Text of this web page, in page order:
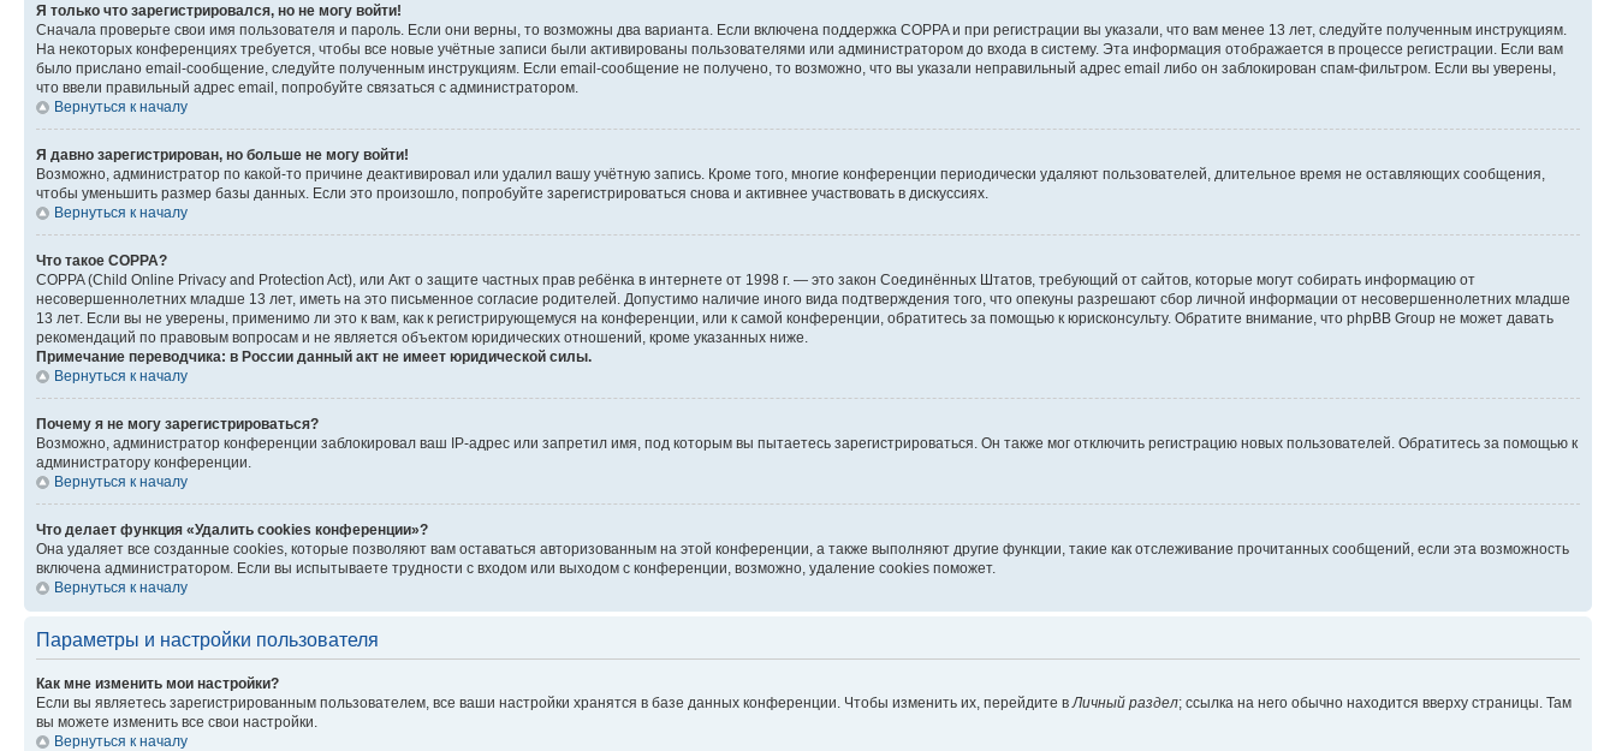
Я только что зарегистрировался, но не могу войти!
Сначала проверьте свои имя пользователя и пароль. Если они верны, то возможны два варианта. Если включена поддержка COPPA и при регистрации вы указали, что вам менее 13 лет, следуйте полученным инструкциям.
На некоторых конференциях требуется, чтобы все новые учётные записи были активированы пользователями или администратором до входа в систему. Эта информация отображается в процессе регистрации. Если вам
было прислано email-сообщение, следуйте полученным инструкциям. Если email-сообщение не получено, то возможно, что вы указали неправильный адрес email либо он заблокирован спам-фильтром. Если вы уверены,
что ввели правильный адрес email, попробуйте связаться с администратором.
Вернуться к началу
Я давно зарегистрирован, но больше не могу войти!
Возможно, администратор по какой-то причине деактивировал или удалил вашу учётную запись. Кроме того, многие конференции периодически удаляют пользователей, длительное время не оставляющих сообщения,
чтобы уменьшить размер базы данных. Если это произошло, попробуйте зарегистрироваться снова и активнее участвовать в дискуссиях.
Вернуться к началу
Что такое COPPA?
COPPA (Child Online Privacy and Protection Act), или Акт о защите частных прав ребёнка в интернете от 1998 г. — это закон Соединённых Штатов, требующий от сайтов, которые могут собирать информацию от
несовершеннолетних младше 13 лет, иметь на это письменное согласие родителей. Допустимо наличие иного вида подтверждения того, что опекуны разрешают сбор личной информации от несовершеннолетних младше
13 лет. Если вы не уверены, применимо ли это к вам, как к регистрирующемуся на конференции, или к самой конференции, обратитесь за помощью к юрисконсульту. Обратите внимание, что phpBB Group не может давать
рекомендаций по правовым вопросам и не является объектом юридических отношений, кроме указанных ниже.
Примечание переводчика: в России данный акт не имеет юридической силы.
Вернуться к началу
Почему я не могу зарегистрироваться?
Возможно, администратор конференции заблокировал ваш IP-адрес или запретил имя, под которым вы пытаетесь зарегистрироваться. Он также мог отключить регистрацию новых пользователей. Обратитесь за помощью к
администратору конференции.
Вернуться к началу
Что делает функция «Удалить cookies конференции»?
Она удаляет все созданные cookies, которые позволяют вам оставаться авторизованным на этой конференции, а также выполняют другие функции, такие как отслеживание прочитанных сообщений, если эта возможность
включена администратором. Если вы испытываете трудности с входом или выходом с конференции, возможно, удаление cookies поможет.
Вернуться к началу
Параметры и настройки пользователя
Как мне изменить мои настройки?
Если вы являетесь зарегистрированным пользователем, все ваши настройки хранятся в базе данных конференции. Чтобы изменить их, перейдите в Личный раздел; ссылка на него обычно находится вверху страницы. Там
вы можете изменить все свои настройки.
Вернуться к началу